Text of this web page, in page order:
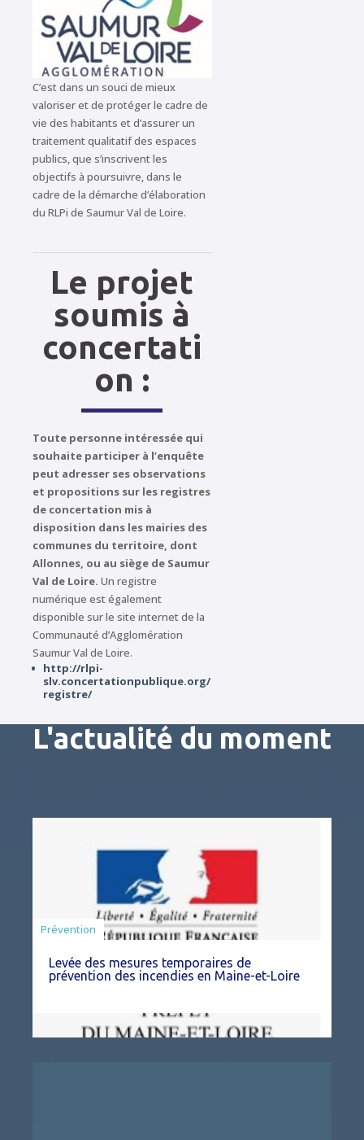
C’est dans un souci de mieux
valoriser et de protéger le cadre de
vie des habitants et d’assurer un
traitement qualitatif des espaces
publics, que s’inscrivent les
objectifs à poursuivre, dans le
cadre de la démarche d’élaboration
du RLPi de Saumur Val de Loire.
Le projet
soumis à
concertati
on :
Toute personne intéressée qui
souhaite participer à l’enquête
peut adresser ses observations
et propositions sur les registres
de concertation mis à
disposition dans les mairies des
communes du territoire, dont
Allonnes, ou au siège de Saumur
Val de Loire. Un registre
numérique est également
disponible sur le site internet de la
Communauté d’Agglomération
Saumur Val de Loire.
http://rlpi-
slv.concertationpublique.org/
registre/
L'actualité du moment
Préfecture
Prévention
Levée des mesures temporaires de
prévention des incendies en Maine-et-Loire